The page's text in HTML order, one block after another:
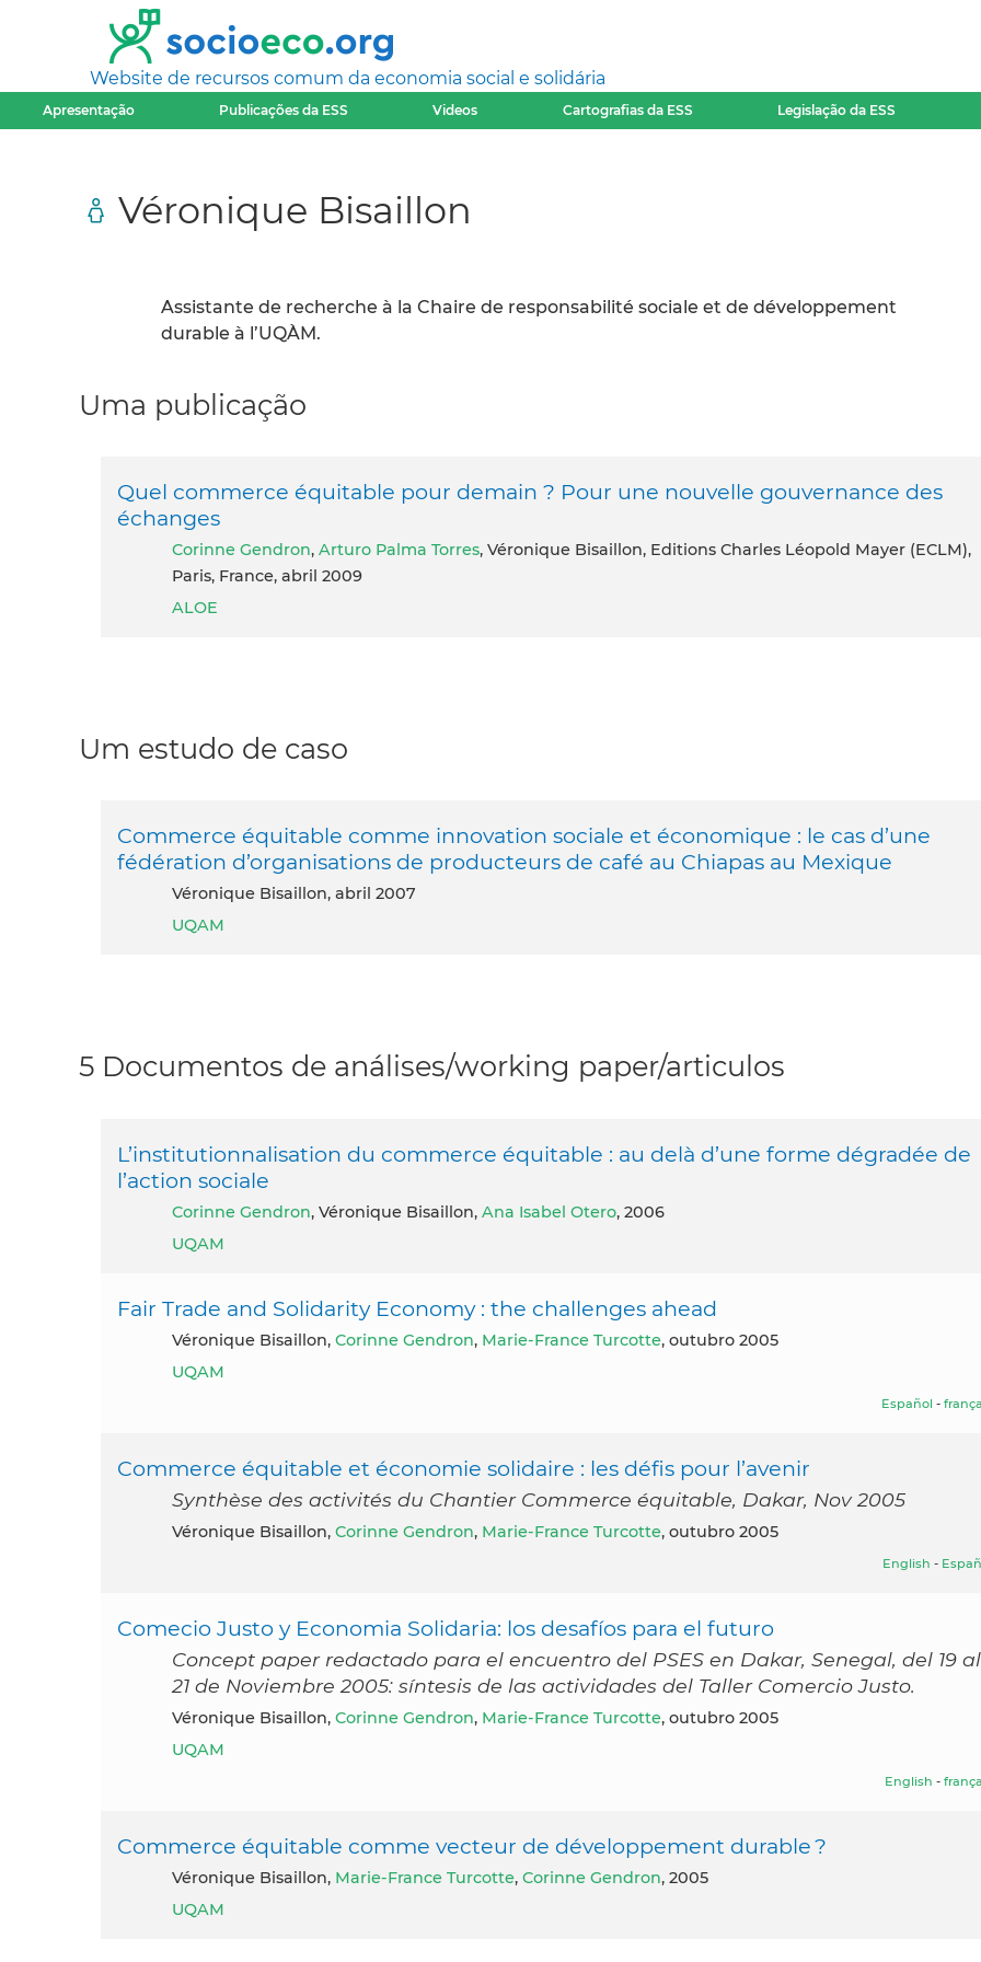
Website de recursos comum da economia social e solidária
Apresentação Publicações da ESS Videos Cartografias da ESS Legislação da ESS
Véronique Bisaillon
Assistante de recherche à la Chaire de responsabilité sociale et de développement
durable à l’UQÀM.
Uma publicação
Quel commerce équitable pour demain ? Pour une nouvelle gouvernance des
échanges
Corinne Gendron, Arturo Palma Torres, Véronique Bisaillon, Editions Charles Léopold Mayer (ECLM),
Paris, France, abril 2009
ALOE
Um estudo de caso
Commerce équitable comme innovation sociale et économique : le cas d’une
fédération d’organisations de producteurs de café au Chiapas au Mexique
Véronique Bisaillon, abril 2007
UQAM
5 Documentos de análises/working paper/articulos
L’institutionnalisation du commerce équitable : au delà d’une forme dégradée de
l’action sociale
Corinne Gendron, Véronique Bisaillon, Ana Isabel Otero, 2006
UQAM
Fair Trade and Solidarity Economy : the challenges ahead
Véronique Bisaillon, Corinne Gendron, Marie-France Turcotte, outubro 2005
UQAM
Español -
Commerce équitable et économie solidaire : les défis pour l’avenir
Synthèse des activités du Chantier Commerce équitable, Dakar, Nov 2005
Véronique Bisaillon, Corinne Gendron, Marie-France Turcotte, outubro 2005
English -
Comecio Justo y Economia Solidaria: los desafíos para el futuro
Concept paper redactado para el encuentro del PSES en Dakar, Senegal, del 19 al
21 de Noviembre 2005: síntesis de las actividades del Taller Comercio Justo.
Véronique Bisaillon, Corinne Gendron, Marie-France Turcotte, outubro 2005
UQAM
English -
Commerce équitable comme vecteur de développement durable ?
Véronique Bisaillon, Marie-France Turcotte, Corinne Gendron, 2005
UQAM